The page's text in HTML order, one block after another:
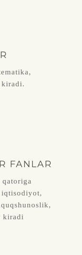
FANLAR
kiradi